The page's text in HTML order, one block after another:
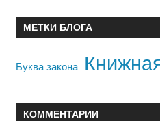
МЕТКИ БЛОГА
Буква закона
КОММЕНТАРИИ